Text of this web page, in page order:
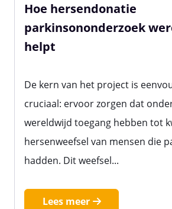
Hoe hersendonatie
parkinsononderzoek
helpt
De kern van het project is
cruciaal: ervoor zorgen dat
wereldwijd toegang hebben tot
hersenweefsel van mensen die
hadden. Dit weefsel...
Lees meer